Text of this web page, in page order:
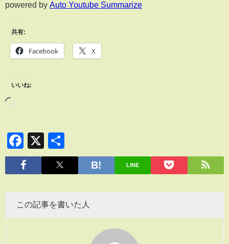
powered by Auto Youtube Summarize
共有:
Facebook X
いいね:
Facebook
X
有
LINE
この記事を書いた人